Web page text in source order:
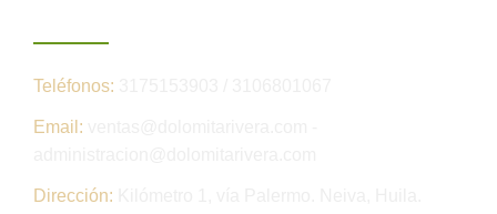
Teléfonos:
Email:
Dirección: